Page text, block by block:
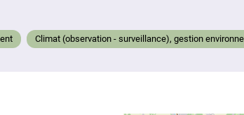
Climat (observation - surveillance), gestion